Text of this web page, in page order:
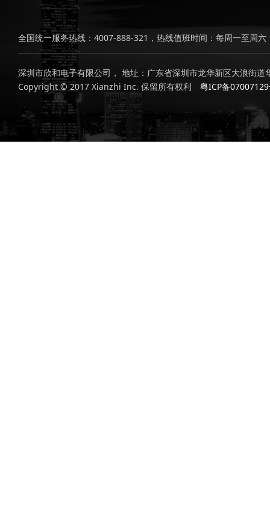
全国统一服务热线：4007-888-321，热线值班时间：每周一至周
深圳市欣和电子有限公司， 地址：广东省深圳市龙华新区大浪街
Copyright © 2017 Xianzhi Inc. 保留所有权利
粤ICP备